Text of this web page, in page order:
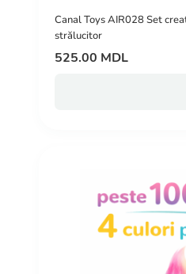
Canal Toys AIR028 Set
strălucitor
525.00 MDL